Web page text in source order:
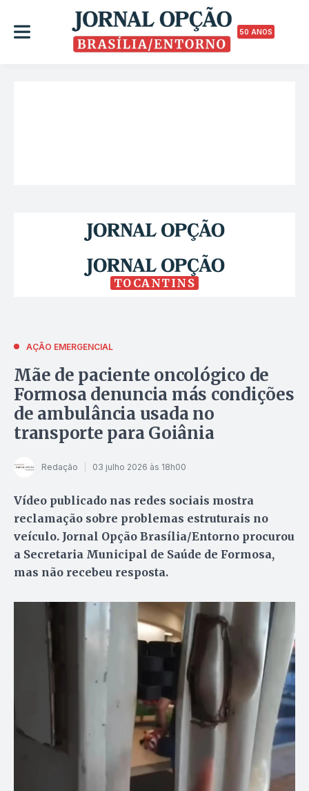
50 ANOS
TOCANTINS
AÇÃO EMERGENCIAL
Mãe de paciente oncológico de
Formosa denuncia más condições
de ambulância usada no
transporte para Goiânia
Redação 03 julho 2026 às 18h00
Vídeo publicado nas redes sociais mostra
reclamação sobre problemas estruturais no
veículo. Jornal Opção Brasília/Entorno procurou
a Secretaria Municipal de Saúde de Formosa,
mas não recebeu resposta.